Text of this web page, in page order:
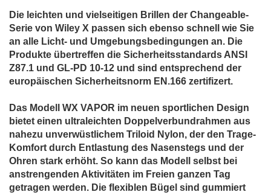
Die leichten und vielseitigen Brillen der Changeable-
Serie von Wiley X passen sich ebenso schnell wie Sie
an alle Licht- und Umgebungsbedingungen an. Die
Produkte übertreffen die Sicherheitsstandards ANSI
Z87.1 und GL-PD 10-12 und sind entsprechend der
europäischen Sicherheitsnorm EN.166 zertifizert.
Das Modell WX VAPOR im neuen sportlichen Design
bietet einen ultraleichten Doppelverbundrahmen aus
nahezu unverwüstlichem Triloid Nylon, der den Trage-
Komfort durch Entlastung des Nasenstegs und der
Ohren stark erhöht. So kann das Modell selbst bei
anstrengenden Aktivitäten im Freien ganzen Tag
getragen werden. Die flexiblen Bügel sind gummiert